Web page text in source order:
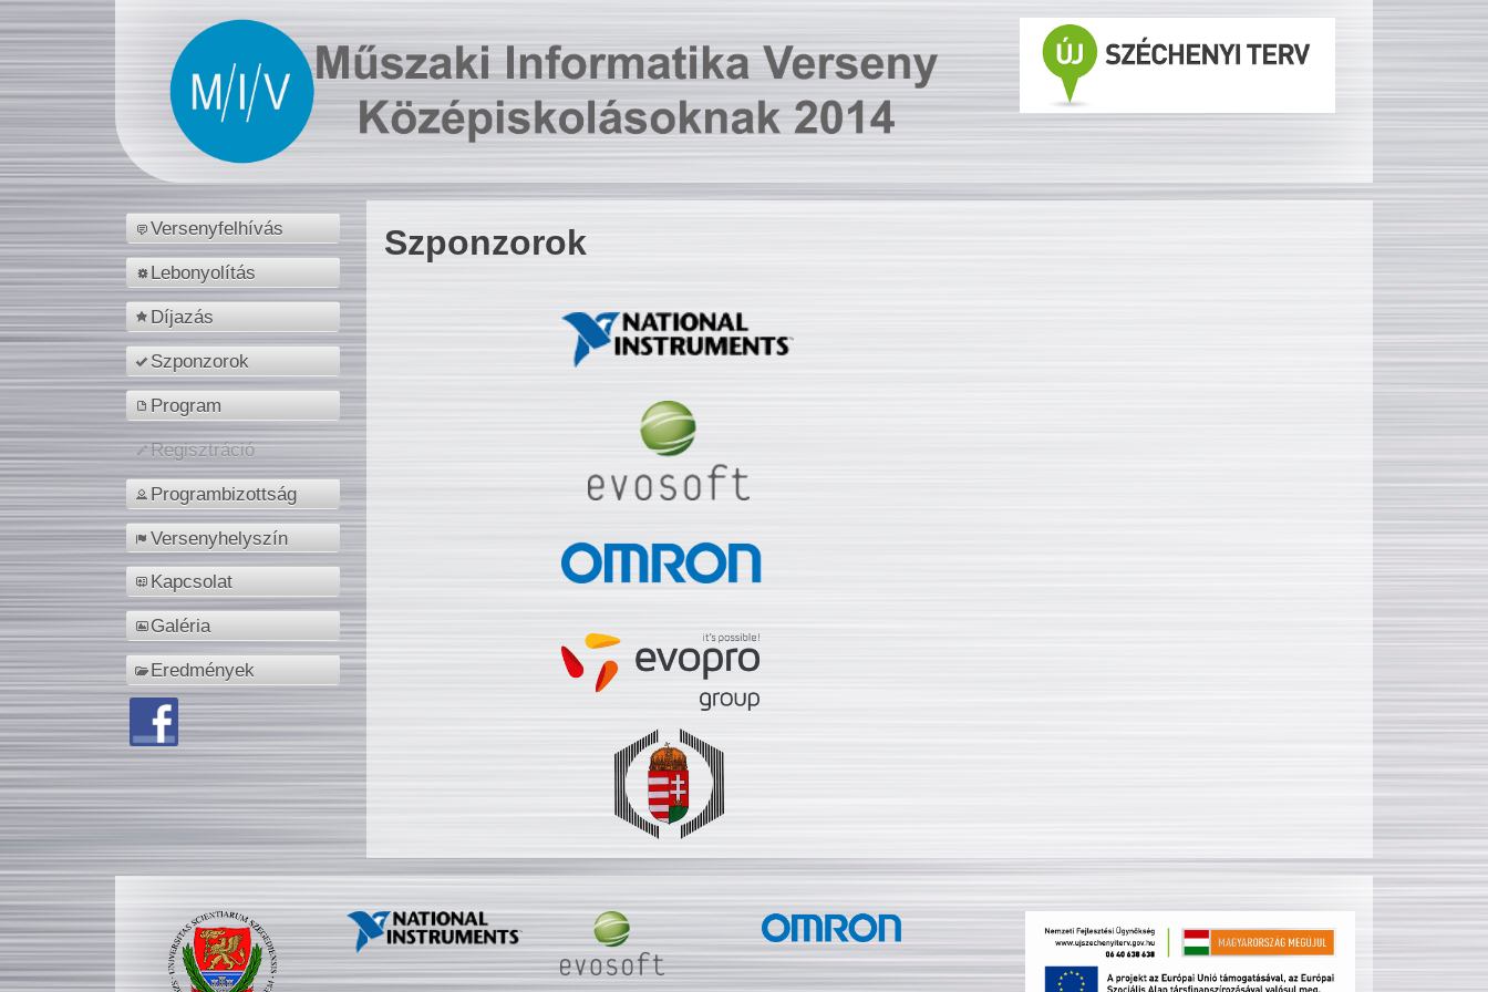
Versenyfelhívás
Lebonyolítás
Díjazás
Szponzorok
Program
Regisztráció
Programbizottság
Versenyhelyszín
Kapcsolat
Galéria
Eredmények
Szponzorok